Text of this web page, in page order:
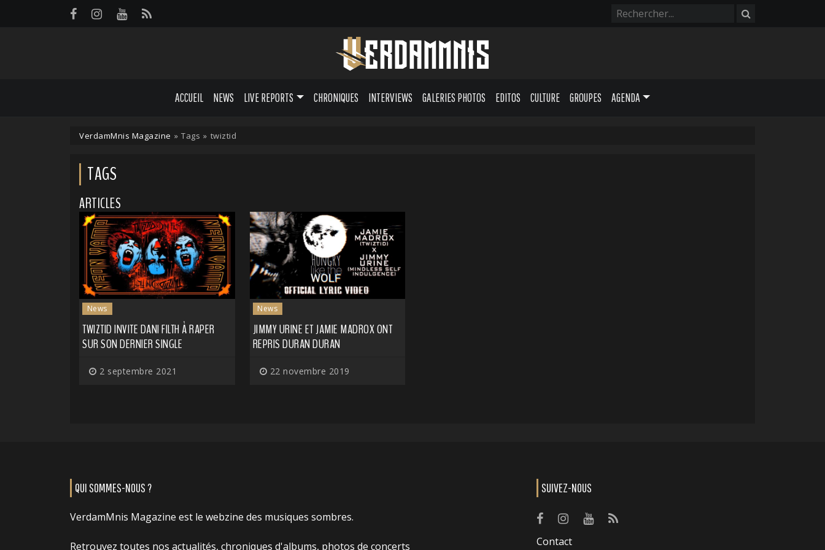
ACCUEIL NEWS LIVE REPORTS CHRONIQUES INTERVIEWS GALERIES PHOTOS EDITOS CULTURE GROUPES AGENDA
VerdamMnis Magazine » Tags » twiztid
TAGS
ARTICLES
News
TWIZTID INVITE DANI FILTH À RAPER
SUR SON DERNIER SINGLE
2 septembre 2021
News
JIMMY URINE ET JAMIE MADROX ONT
REPRIS DURAN DURAN
22 novembre 2019
QUI SOMMES-NOUS ?
VerdamMnis Magazine est le webzine des musiques sombres.
Retrouvez toutes nos actualités, chroniques d'albums, photos de concerts
SUIVEZ-NOUS
Contact
Panneau de gestion des cookies